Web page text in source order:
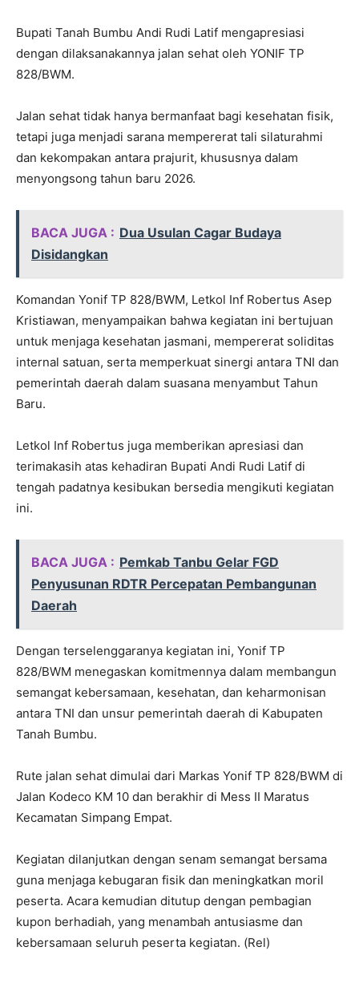
Bupati Tanah Bumbu Andi Rudi Latif mengapresiasi
dengan dilaksanakannya jalan sehat oleh YONIF TP
828/BWM.
Jalan sehat tidak hanya bermanfaat bagi kesehatan fisik,
tetapi juga menjadi sarana mempererat tali silaturahmi
dan kekompakan antara prajurit, khususnya dalam
menyongsong tahun baru 2026.
BACA JUGA : Dua Usulan Cagar Budaya
Disidangkan
Komandan Yonif TP 828/BWM, Letkol Inf Robertus Asep
Kristiawan, menyampaikan bahwa kegiatan ini bertujuan
untuk menjaga kesehatan jasmani, mempererat soliditas
internal satuan, serta memperkuat sinergi antara TNI dan
pemerintah daerah dalam suasana menyambut Tahun
Baru.
Letkol Inf Robertus juga memberikan apresiasi dan
terimakasih atas kehadiran Bupati Andi Rudi Latif di
tengah padatnya kesibukan bersedia mengikuti kegiatan
ini.
BACA JUGA : Pemkab Tanbu Gelar FGD
Penyusunan RDTR Percepatan Pembangunan
Daerah
Dengan terselenggaranya kegiatan ini, Yonif TP
828/BWM menegaskan komitmennya dalam membangun
semangat kebersamaan, kesehatan, dan keharmonisan
antara TNI dan unsur pemerintah daerah di Kabupaten
Tanah Bumbu.
Rute jalan sehat dimulai dari Markas Yonif TP 828/BWM di
Jalan Kodeco KM 10 dan berakhir di Mess II Maratus
Kecamatan Simpang Empat.
Kegiatan dilanjutkan dengan senam semangat bersama
guna menjaga kebugaran fisik dan meningkatkan moril
peserta. Acara kemudian ditutup dengan pembagian
kupon berhadiah, yang menambah antusiasme dan
kebersamaan seluruh peserta kegiatan. (Rel)